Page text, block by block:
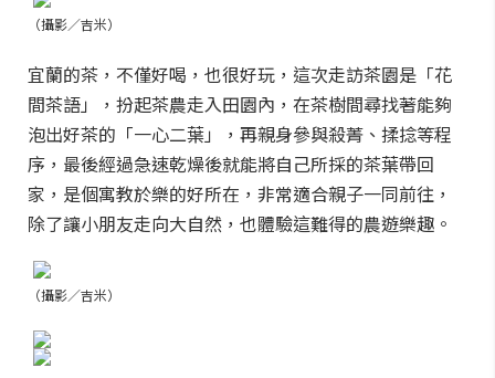
（攝影／吉米）
宜蘭的茶，不僅好喝，也很好玩，這次走訪茶園是「花
間茶語」，扮起茶農走入田園內，在茶樹間尋找著能夠
泡出好茶的「一心二葉」，再親身參與殺菁、揉捻等程
序，最後經過急速乾燥後就能將自己所採的茶葉帶回
家，是個寓教於樂的好所在，非常適合親子一同前往，
除了讓小朋友走向大自然，也體驗這難得的農遊樂趣。
（攝影／吉米）